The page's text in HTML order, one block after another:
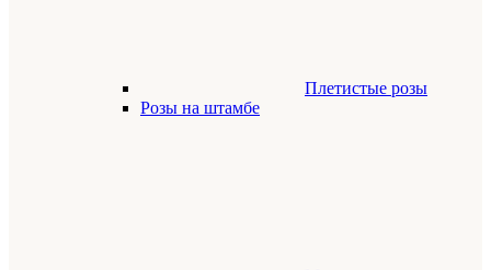
Плетистые розы
Розы на штамбе